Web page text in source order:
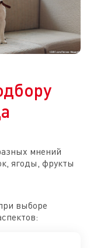
мнений
ягоды, фрукты
выборе